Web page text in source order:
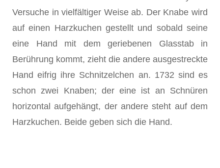
Versuche in vielfältiger Weise ab. Der Knabe wird
auf einen Harzkuchen gestellt und sobald seine
eine Hand mit dem geriebenen Glasstab in
Berührung kommt, zieht die andere ausgestreckte
Hand eifrig ihre Schnitzelchen an. 1732 sind es
schon zwei Knaben; der eine ist an Schnüren
horizontal aufgehängt, der andere steht auf dem
Harzkuchen. Beide geben sich die Hand.